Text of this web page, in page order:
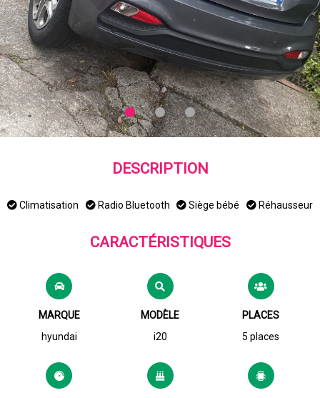
DESCRIPTION
Climatisation Radio Bluetooth Siège bébé Réhausseur
CARACTÉRISTIQUES
MARQUE
hyundai
MODÈLE
i20
PLACES
5 places